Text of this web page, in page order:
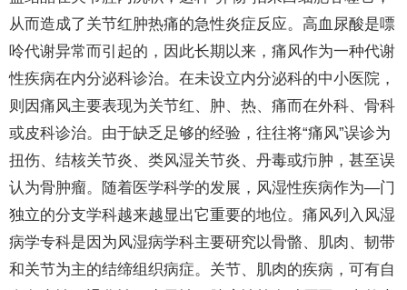
从而造成了关节红肿热痛的急性炎症反应。高血尿酸是嘌
呤代谢异常而引起的，因此长期以来，痛风作为一种代谢
性疾病在内分泌科诊治。在未设立内分泌科的中小医院，
则因痛风主要表现为关节红、肿、热、痛而在外科、骨科
或皮科诊治。由于缺乏足够的经验，往往将“痛风”误诊为
扭伤、结核关节炎、类风湿关节炎、丹毒或疖肿，甚至误
认为骨肿瘤。随着医学科学的发展，风湿性疾病作为—门
独立的分支学科越来越显出它重要的地位。痛风列入风湿
病学专科是因为风湿病学科主要研究以骨骼、肌肉、韧带
和关节为主的结缔组织病症。关节、肌肉的疾病，可有自